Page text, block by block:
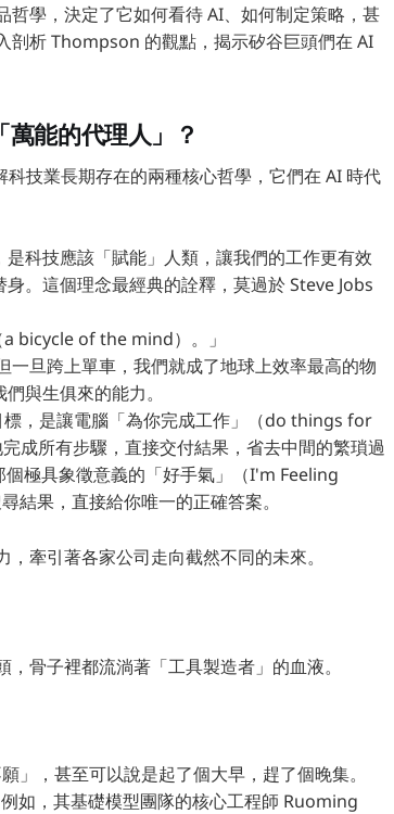
學，決定了它如何看待 AI、如何制定策略，甚
剖析 Thompson 的觀點，揭示矽谷巨頭們在 AI
能的代理人」？
技業長期存在的兩種核心哲學，它們在 AI 時代
科技應該「賦能」人類，讓我們的工作更有效
。這個理念最經典的詮釋，莫過於 Steve Jobs
bicycle of the mind）。」
一旦跨上單車，我們就成了地球上效率最高的物
與生俱來的能力。
，是讓電腦「為你完成工作」（do things for
成所有步驟，直接交付結果，省去中間的繁瑣過
極具象徵意義的「好手氣」（I'm Feeling
果，直接給你唯一的正確答案。
牽引著各家公司走向截然不同的未來。
骨子裡都流淌著「工具製造者」的血液。
」，甚至可以說是起了個大早，趕了個晚集。
如，其基礎模型團隊的核心工程師 Ruoming